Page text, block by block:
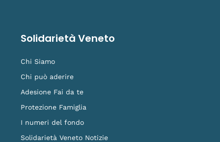
Solidarietà Veneto
Chi Siamo
Chi può aderire
Adesione Fai da te
Protezione Famiglia
I numeri del fondo
Solidarietà Veneto Notizie